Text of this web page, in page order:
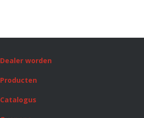
Dealer worden
Producten
Catalogus